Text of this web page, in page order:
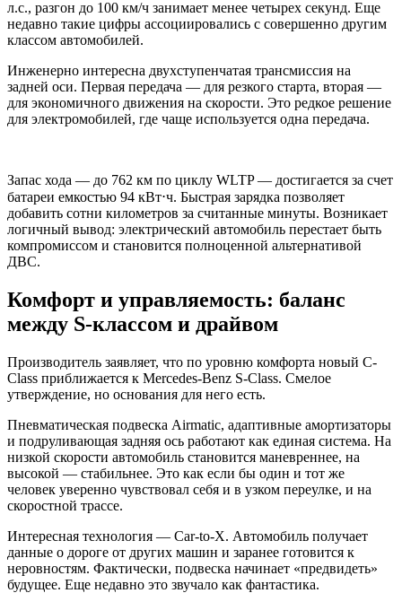
л.с., разгон до 100 км/ч занимает менее четырех секунд. Еще
недавно такие цифры ассоциировались с совершенно другим
классом автомобилей.
Инженерно интересна двухступенчатая трансмиссия на
задней оси. Первая передача — для резкого старта, вторая —
для экономичного движения на скорости. Это редкое решение
для электромобилей, где чаще используется одна передача.
Запас хода — до 762 км по циклу WLTP — достигается за счет
батареи емкостью 94 кВт⋅ч. Быстрая зарядка позволяет
добавить сотни километров за считанные минуты. Возникает
логичный вывод: электрический автомобиль перестает быть
компромиссом и становится полноценной альтернативой
ДВС.
Комфорт и управляемость: баланс
между S-классом и драйвом
Производитель заявляет, что по уровню комфорта новый C-
Class приближается к Mercedes-Benz S-Class. Смелое
утверждение, но основания для него есть.
Пневматическая подвеска Airmatic, адаптивные амортизаторы
и подруливающая задняя ось работают как единая система. На
низкой скорости автомобиль становится маневреннее, на
высокой — стабильнее. Это как если бы один и тот же
человек уверенно чувствовал себя и в узком переулке, и на
скоростной трассе.
Интересная технология — Car-to-X. Автомобиль получает
данные о дороге от других машин и заранее готовится к
неровностям. Фактически, подвеска начинает «предвидеть»
будущее. Еще недавно это звучало как фантастика.